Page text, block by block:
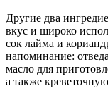
Другие два
вкус и широко
сок лайма и
напоминание:
масло для
а также